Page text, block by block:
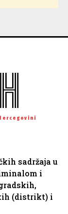
sadržaja u
i
(distrikt) i